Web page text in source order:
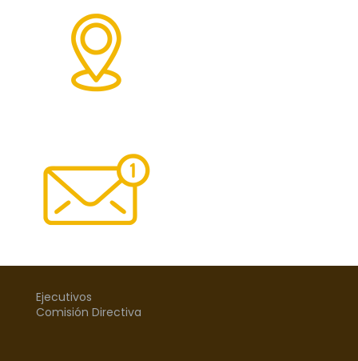
Ejecutivos
Comisión Directiva